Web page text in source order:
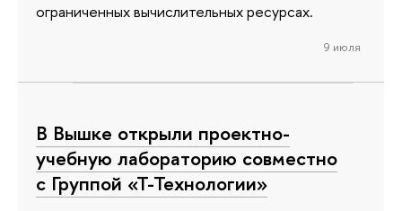
ограниченных вычислительных ресурсах.
9 июля
В Вышке открыли проектно-
учебную лабораторию совместно
с Группой «Т-Технологии»